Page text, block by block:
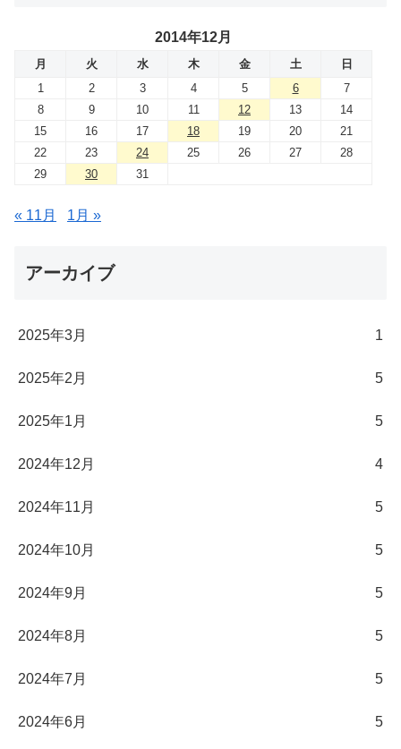
2014年12月
月 火 水 木 金 土
日
1
2 3 4 5 6
7
8
9 10 11 12 13
14
15
16 17 18 19 20
21
22
23 24 25 26 27
28
29
30 31
« 11月 1月 »
アーカイブ
2025年3月 1
2025年2月 5
2025年1月 5
2024年12月 4
2024年11月 5
2024年10月 5
2024年9月 5
2024年8月 5
2024年7月 5
2024年6月 5